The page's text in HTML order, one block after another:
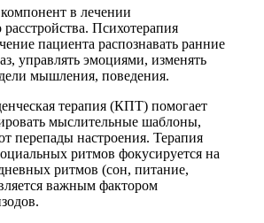
в лечении
Психотерапия
пациента распознавать ранние
управлять эмоциями, изменять
мышления, поведения.
терапия (КПТ) помогает
мыслительные шаблоны,
перепады настроения. Терапия
ритмов фокусируется на
ритмов (сон, питание,
важным фактором